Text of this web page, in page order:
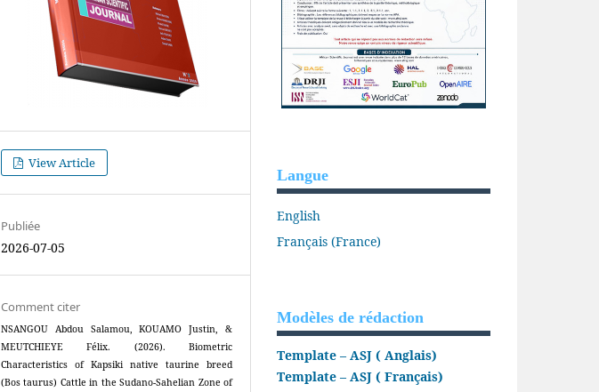
View Article
Publiée
2026-07-05
Comment citer
NSANGOU Abdou Salamou, KOUAMO Justin, &
MEUTCHIEYE Félix. (2026). Biometric
Characteristics of Kapsiki native taurine breed
(Bos taurus) Cattle in the Sudano-Sahelian Zone of
Langue
English
Français (France)
Modèles de rédaction
Template – ASJ ( Anglais)
Template – ASJ ( Français)